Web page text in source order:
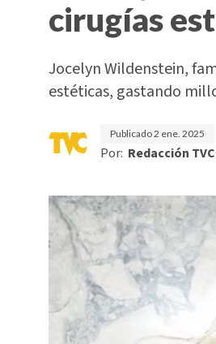
cirugías
Jocelyn Wildenstein,
estéticas, gastando
Publicado2 ene. 2025
Por: Redacción TVC